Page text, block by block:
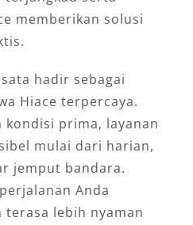
memberikan solusi
hadir sebagai
Hiace terpercaya.
kondisi prima, layanan
mulai dari harian,
jemput bandara.
Anda
lebih nyaman